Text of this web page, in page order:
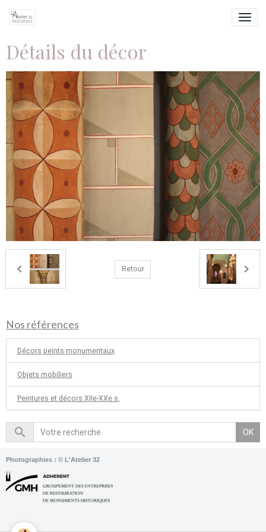
Détails du décor
Retour
Nos références
Décors peints monumentaux
Objets mobiliers
Peintures et décors XIIe-XXe s.
OK
Photographies : © L'Atelier 32